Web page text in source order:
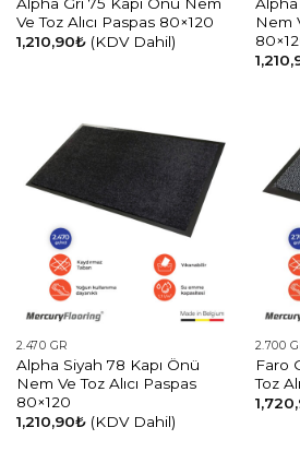
Ve Toz Alıcı Paspas 80×120
1,210,90₺ (KDV Dahil)
Nem
2.470 GR
Alpha Siyah 78 Kapı Önü
Nem Ve Toz Alıcı Paspas
80×120
1,210,90₺ (KDV Dahil)
2.700
Faro
Toz